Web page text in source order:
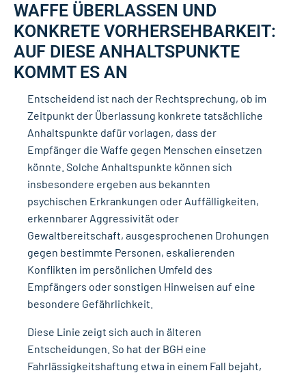
WAFFE ÜBERLASSEN UND
KONKRETE VORHERSEHBARKEIT:
AUF DIESE ANHALTSPUNKTE
KOMMT ES AN
Entscheidend ist nach der Rechtsprechung, ob im
Zeitpunkt der Überlassung konkrete tatsächliche
Anhaltspunkte dafür vorlagen, dass der
Empfänger die Waffe gegen Menschen einsetzen
könnte. Solche Anhaltspunkte können sich
insbesondere ergeben aus bekannten
psychischen Erkrankungen oder Auffälligkeiten,
erkennbarer Aggressivität oder
Gewaltbereitschaft, ausgesprochenen Drohungen
gegen bestimmte Personen, eskalierenden
Konflikten im persönlichen Umfeld des
Empfängers oder sonstigen Hinweisen auf eine
besondere Gefährlichkeit.
Diese Linie zeigt sich auch in älteren
Entscheidungen. So hat der BGH eine
Fahrlässigkeitshaftung etwa in einem Fall bejaht,